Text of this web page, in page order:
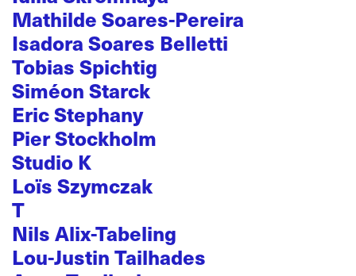
Mathilde Soares-Pereira
Isadora Soares Belletti
Tobias Spichtig
Siméon Starck
Eric Stephany
Pier Stockholm
Studio K
Loïs Szymczak
T
Nils Alix-Tabeling
Lou-Justin Tailhades